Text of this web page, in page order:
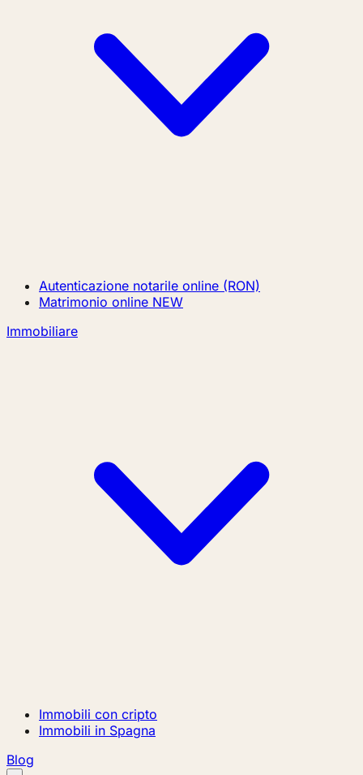
Autenticazione notarile online (RON)
Matrimonio online NEW
Immobiliare
Immobili con cripto
Immobili in Spagna
Blog